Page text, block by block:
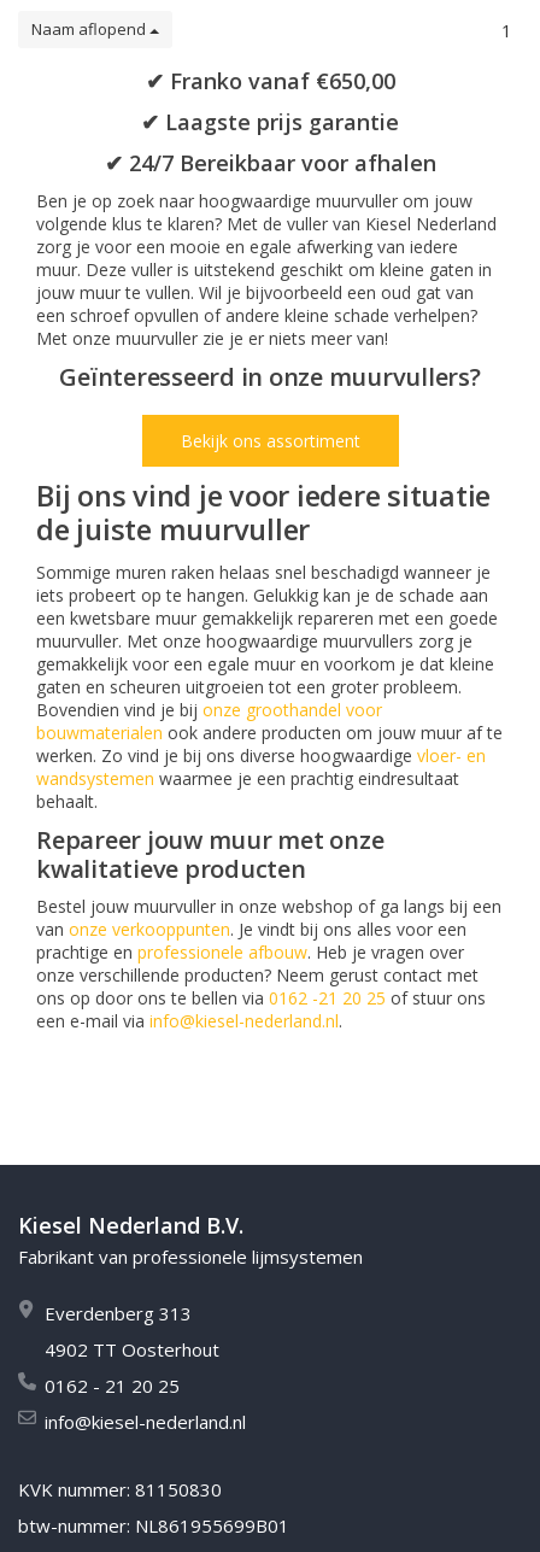
Naam aflopend 1
✔ Franko vanaf €650,00
✔ Laagste prijs garantie
✔ 24/7 Bereikbaar voor afhalen
Ben je op zoek naar hoogwaardige muurvuller om jouw
volgende klus te klaren? Met de vuller van Kiesel Nederland
zorg je voor een mooie en egale afwerking van iedere
muur. Deze vuller is uitstekend geschikt om kleine gaten in
jouw muur te vullen. Wil je bijvoorbeeld een oud gat van
een schroef opvullen of andere kleine schade verhelpen?
Met onze muurvuller zie je er niets meer van!
Geïnteresseerd in onze muurvullers?
Bekijk ons assortiment
Bij ons vind je voor iedere situatie
de juiste muurvuller
Sommige muren raken helaas snel beschadigd wanneer je
iets probeert op te hangen. Gelukkig kan je de schade aan
een kwetsbare muur gemakkelijk repareren met een goede
muurvuller. Met onze hoogwaardige muurvullers zorg je
gemakkelijk voor een egale muur en voorkom je dat kleine
gaten en scheuren uitgroeien tot een groter probleem.
Bovendien vind je bij onze groothandel voor
bouwmaterialen ook andere producten om jouw muur af te
werken. Zo vind je bij ons diverse hoogwaardige vloer- en
wandsystemen waarmee je een prachtig eindresultaat
behaalt.
Repareer jouw muur met onze
kwalitatieve producten
Bestel jouw muurvuller in onze webshop of ga langs bij een
van onze verkooppunten. Je vindt bij ons alles voor een
prachtige en professionele afbouw. Heb je vragen over
onze verschillende producten? Neem gerust contact met
ons op door ons te bellen via 0162 -21 20 25 of stuur ons
een e-mail via info@kiesel-nederland.nl.
Kiesel Nederland B.V.
Fabrikant van professionele lijmsystemen
Everdenberg 313
4902 TT Oosterhout
0162 - 21 20 25
info@kiesel-nederland.nl
KVK nummer: 81150830
btw-nummer: NL861955699B01